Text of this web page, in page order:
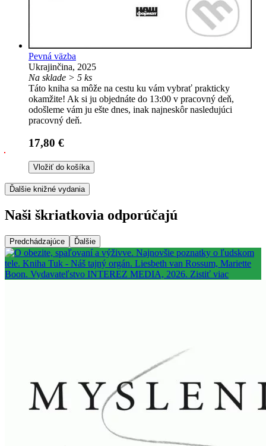
Pevná väzba
Ukrajinčina, 2025
Na sklade > 5 ks
Táto kniha sa môže na cestu ku vám vybrať prakticky
okamžite! Ak si ju objednáte do 13:00 v pracovný deň,
odošleme vám ju ešte dnes, inak najneskôr nasledujúci
pracovný deň.
17,80 €
Vložiť do košíka
Ďalšie knižné vydania
Naši škriatkovia odporúčajú
Predchádzajúce Ďalšie